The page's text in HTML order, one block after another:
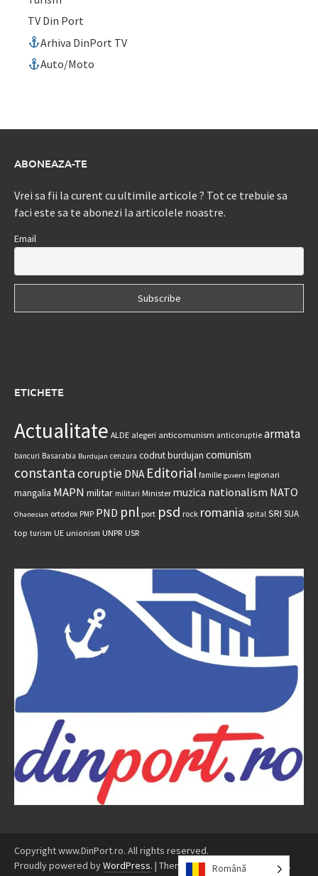
TV Din Port
Arhiva DinPort TV
Auto/Moto
ABONEAZA-TE
Vrei sa fii la curent cu ultimile articole ? Tot ce trebuie sa
faci este sa te abonezi la articolele noastre.
Email
ETICHETE
Actualitate ALDE alegeri anticomunism anticoruptie armata
bancuri Basarabia Burdujan cenzura codrut burdujan comunism
constantacoruptie DNA Editorial familie guvern legionari
mangalia MAPN militar militari Minister muzica nationalism NATO
Ohanesian ortodox PMP PND pnl port psd rock romania spital SRI SUA
top turism UE unionism UNPR USR
Copyright www.DinPort.ro. All rights reserved.
Proudly powered byWordPress. | Theme: Awaken byThemezHut .
Română